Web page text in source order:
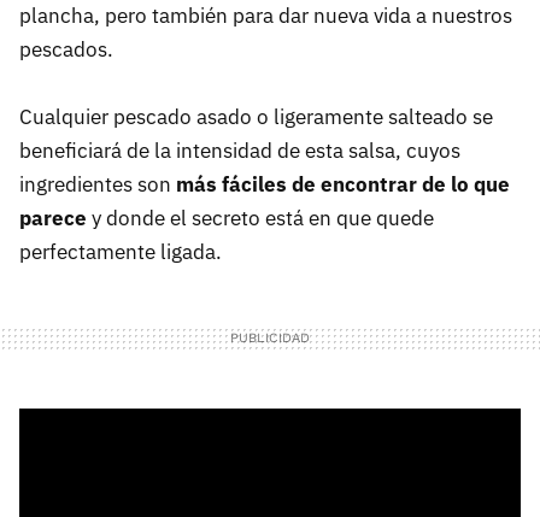
plancha, pero también para dar nueva vida a nuestros
pescados.
Cualquier pescado asado o ligeramente salteado se
beneficiará de la intensidad de esta salsa, cuyos
ingredientes son más fáciles de encontrar de lo que
parece y donde el secreto está en que quede
perfectamente ligada.